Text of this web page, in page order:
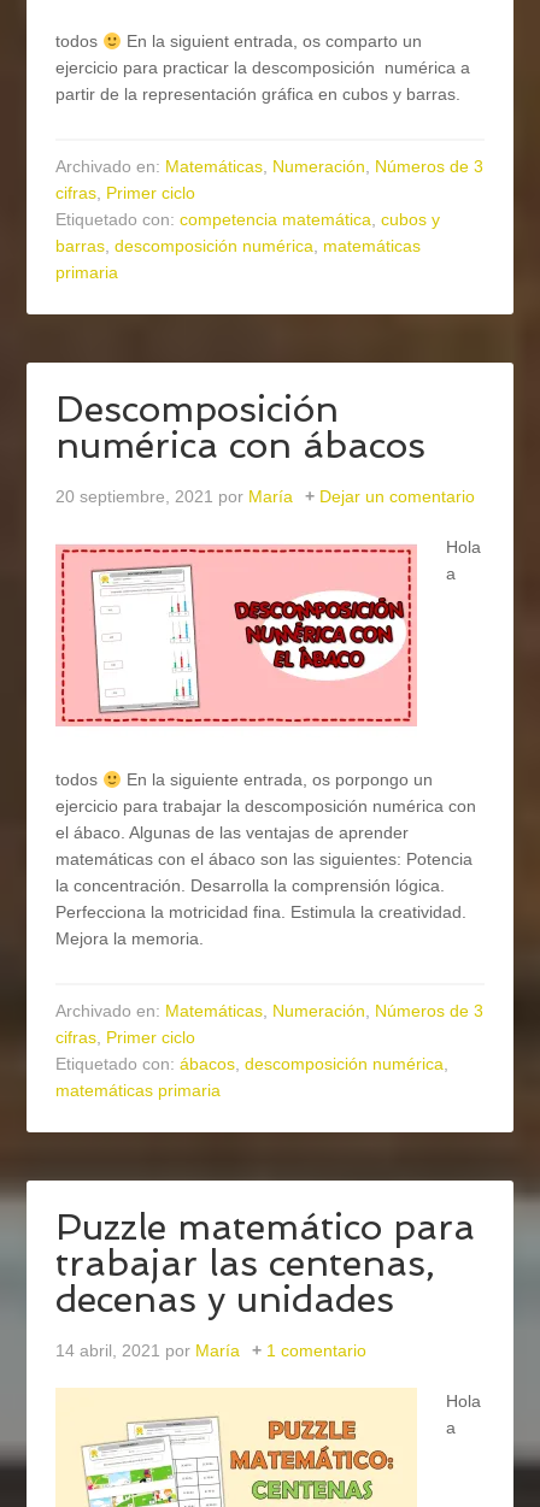
todos
En la siguient entrada, os comparto un
ejercicio para practicar la descomposición numérica a
partir de la representación gráfica en cubos y barras.
Archivado en: Matemáticas, Numeración, Números de 3
cifras, Primer ciclo
Etiquetado con:competencia matemática,cubos y
barras,descomposición numérica, matemáticas
primaria
Descomposición
numérica con ábacos
20 septiembre, 2021 por María Dejar un comentario
Hola
a
todos
En la siguiente entrada, os porpongo un
ejercicio para trabajar la descomposición numérica con
el ábaco. Algunas de las ventajas de aprender
matemáticas con el ábaco son las siguientes: Potencia
la concentración. Desarrolla la comprensión lógica.
Perfecciona la motricidad fina. Estimula la creatividad.
Mejora la memoria.
Archivado en: Matemáticas, Numeración, Números de 3
cifras, Primer ciclo
Etiquetado con:ábacos,descomposición numérica,
matemáticas primaria
Puzzle matemático para
trabajar las centenas,
decenas y unidades
14 abril, 2021 por María 1 comentario
Hola
a